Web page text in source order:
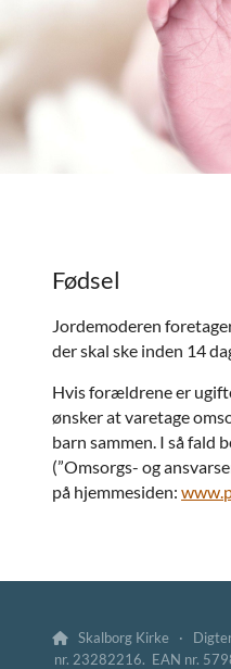
Fødsel
Jordemoderen
der skal ske inden 14
Hvis forældrene er
ønsker at varetage
barn sammen. I så fald
(”Omsorgs- og
på hjemmesiden:

Skalborg Kirke ·
nr. 23282216. EAN nr.